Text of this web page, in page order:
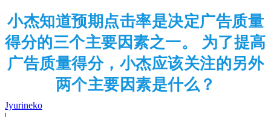
小杰知道预期点击率是决定广告质量
得分的三个主要因素之一。 为了提高
广告质量得分，小杰应该关注的另外
两个主要因素是什么？
Jyurineko